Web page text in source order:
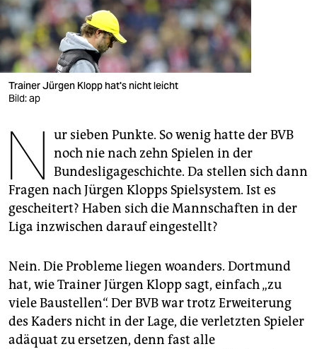
verlag
verlag
veranstaltungen
shop
unterstützen
abo
genossenschaft
epaper login
Trainer Jürgen Klopp hat's nicht leicht
Bild: ap
N ur sieben Punkte. So wenig hatte der BVB
noch nie nach zehn Spielen in der
Bundesligageschichte. Da stellen sich dann
Fragen nach Jürgen Klopps Spielsystem. Ist es
gescheitert? Haben sich die Mannschaften in der
Liga inzwischen darauf eingestellt?
Nein. Die Probleme liegen woanders. Dortmund
hat, wie Trainer Jürgen Klopp sagt, einfach „zu
viele Baustellen“. Der BVB war trotz Erweiterung
des Kaders nicht in der Lage, die verletzten Spieler
adäquat zu ersetzen, denn fast alle